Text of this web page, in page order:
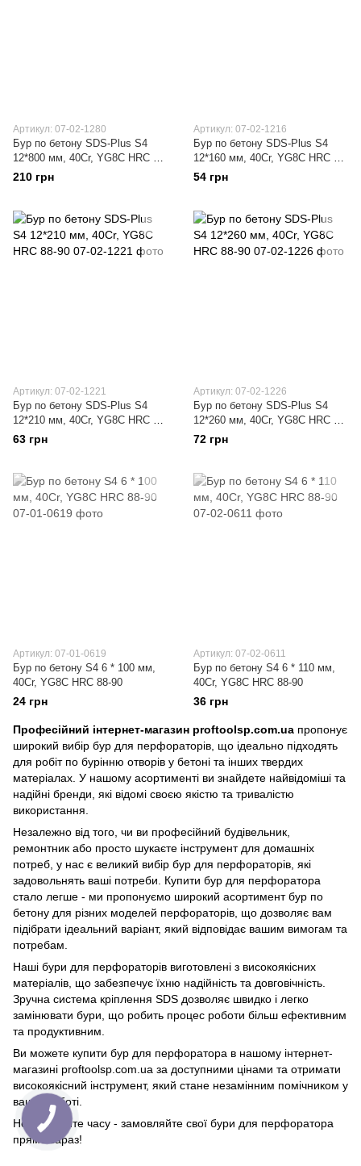
Артикул: 07-02-1280
Бур по бетону SDS-Plus S4
12*800 мм, 40Cr, YG8C HRC 88-
90
210 грн
Артикул: 07-02-1216
Бур по бетону SDS-Plus S4
12*160 мм, 40Cr, YG8C HRC 88-
90
54 грн
Артикул: 07-02-1221
Бур по бетону SDS-Plus S4
12*210 мм, 40Cr, YG8C HRC 88-
90
63 грн
Артикул: 07-02-1226
Бур по бетону SDS-Plus S4
12*260 мм, 40Cr, YG8C HRC 88-
90
72 грн
Артикул: 07-01-0619
Бур по бетону S4 6 * 100 мм,
40Cr, YG8C HRC 88-90
24 грн
Артикул: 07-02-0611
Бур по бетону S4 6 * 110 мм,
40Cr, YG8C HRC 88-90
36 грн
Професійний інтернет-магазин proftoolsp.com.ua пропонує
широкий вибір бур для перфораторів, що ідеально підходять
для робіт по бурінню отворів у бетоні та інших твердих
матеріалах. У нашому асортименті ви знайдете найвідоміші та
надійні бренди, які відомі своєю якістю та тривалістю
використання.
Незалежно від того, чи ви професійний будівельник,
ремонтник або просто шукаєте інструмент для домашніх
потреб, у нас є великий вибір бур для перфораторів, які
задовольнять ваші потреби. Купити бур для перфоратора
стало легше - ми пропонуємо широкий асортимент бур по
бетону для різних моделей перфораторів, що дозволяє вам
підібрати ідеальний варіант, який відповідає вашим вимогам та
потребам.
Наші бури для перфораторів виготовлені з високоякісних
матеріалів, що забезпечує їхню надійність та довговічність.
Зручна система кріплення SDS дозволяє швидко і легко
замінювати бури, що робить процес роботи більш ефективним
та продуктивним.
Ви можете купити бур для перфоратора в нашому інтернет-
магазині proftoolsp.com.ua за доступними цінами та отримати
високоякісний інструмент, який стане незамінним помічником у
вашій роботі.
Не втрачайте часу - замовляйте свої бури для перфоратора
прямо зараз!